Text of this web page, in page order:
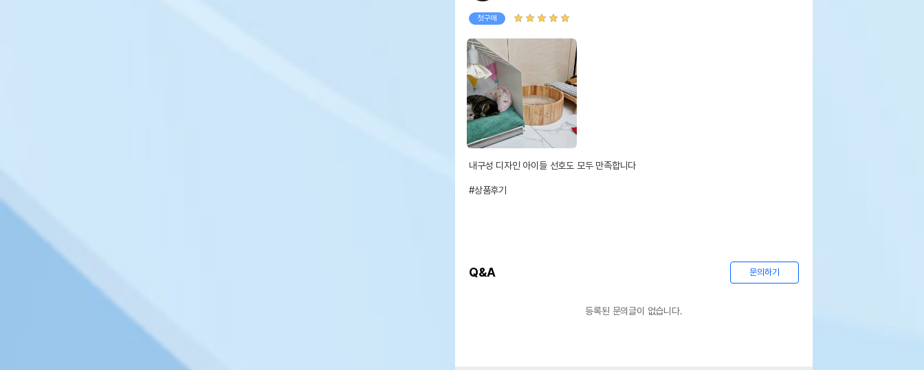
첫구매
내구성 디자인 아이들 선호도 모두 만족합니다
#상품후기
Q&A 문의하기
등록된 문의글이 없습니다.